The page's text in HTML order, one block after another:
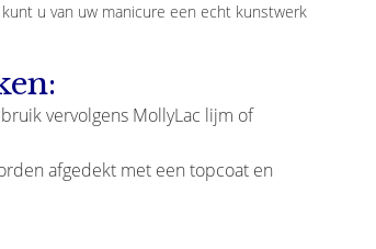
u van uw manicure een echt kunstwerk
vervolgens MollyLac lijm of
afgedekt met een topcoat en